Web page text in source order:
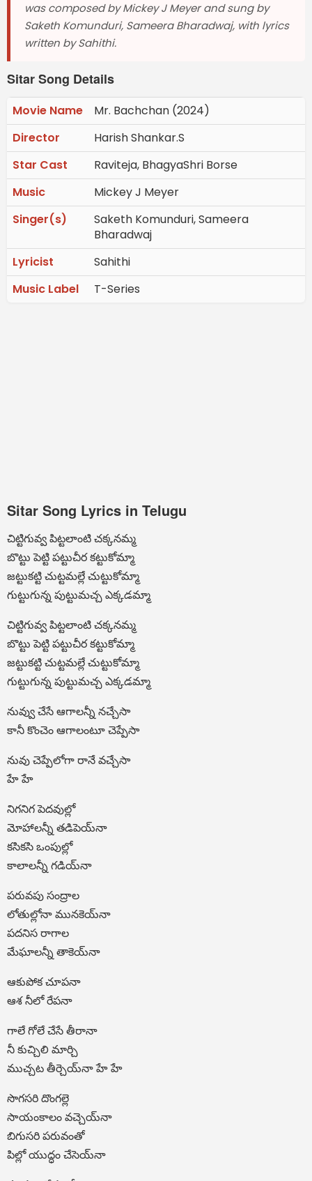
was composed by Mickey J Meyer and sung by
Saketh Komunduri, Sameera Bharadwaj, with lyrics
written by Sahithi.
Sitar Song Details
Movie Name
Mr. Bachchan (2024)
Director
Harish Shankar.S
Star Cast
Raviteja, BhagyaShri Borse
Music
Mickey J Meyer
Singer(s)
Saketh Komunduri, Sameera
Bharadwaj
Lyricist
Sahithi
Music Label
T-Series
Sitar Song Lyrics in Telugu
చిట్టిగువ్వ పిట్టలాంటి చక్కనమ్మ
బొట్టు పెట్టి పట్టుచీర కట్టుకోమ్మా
జట్టుకట్టి చుట్టమల్లే చుట్టుకోమ్మా
గుట్టుగున్న పుట్టుమచ్చ ఎక్కడమ్మా
చిట్టిగువ్వ పిట్టలాంటి చక్కనమ్మ
బొట్టు పెట్టి పట్టుచీర కట్టుకోమ్మా
జట్టుకట్టి చుట్టమల్లే చుట్టుకోమ్మా
గుట్టుగున్న పుట్టుమచ్చ ఎక్కడమ్మా
నువ్వు చేసే ఆగాలన్నీ నచ్చేసా
కానీ కొంచెం ఆగాలంటూ చెప్పేసా
నువు చెప్పేలోగా రానే వచ్చేసా
హే హే
నిగనిగ పెదవుల్లో
మోహాలన్నీ తడిపెయ్‍నా
కసికసి ఒంపుల్లో
కాలాలన్నీ గడియ్‍నా
పరువపు సంద్రాల
లోతుల్లోనా మునకెయ్‍నా
పదనిస రాగాల
మేఘాలన్నీ తాకెయ్‍నా
ఆకుపోక చూపనా
ఆశ నీలో రేపనా
గాలే గోలే చేసే తీరానా
నీ కుచ్చిలి మార్చి
ముచ్చట తీర్చెయ్‍నా హే హే
సొగసరి దొంగల్లె
సాయంకాలం వచ్చెయ్‍నా
బిగుసరి పరువంతో
పిల్లో యుద్ధం చేసెయ్‍నా